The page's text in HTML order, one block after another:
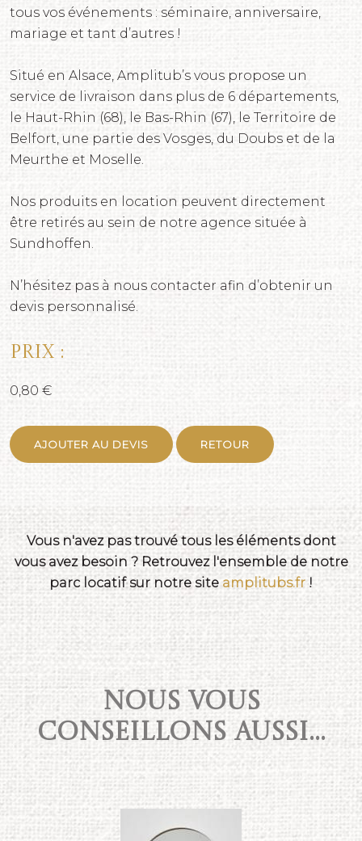
tous vos événements : séminaire, anniversaire,
mariage et tant d’autres !
Situé en Alsace, Amplitub’s vous propose un
service de livraison dans plus de 6 départements,
le Haut-Rhin (68), le Bas-Rhin (67), le Territoire de
Belfort, une partie des Vosges, du Doubs et de la
Meurthe et Moselle.
Nos produits en location peuvent directement
être retirés au sein de notre agence située à
Sundhoffen.
N’hésitez pas à nous contacter afin d’obtenir un
devis personnalisé.
Prix :
0,80 €
AJOUTER AU DEVIS RETOUR
Vous n'avez pas trouvé tous les éléments dont
vous avez besoin ? Retrouvez l'ensemble de notre
parc locatif sur notre site amplitubs.fr!
NOUS VOUS
CONSEILLONS AUSSI...